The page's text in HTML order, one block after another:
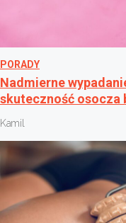
PORADY
Nadmierne
skuteczność osocza
Kamil